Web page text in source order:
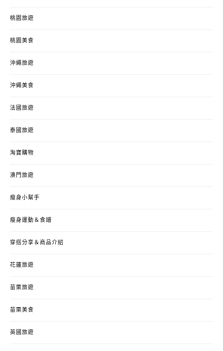
桃園旅遊
桃園美食
沖繩旅遊
沖繩美食
法國旅遊
泰國旅遊
淘寶購物
澳門旅遊
瘦身小幫手
瘦身運動＆食譜
穿搭分享＆商品介紹
花蓮旅遊
苗栗旅遊
苗栗美食
英國旅遊